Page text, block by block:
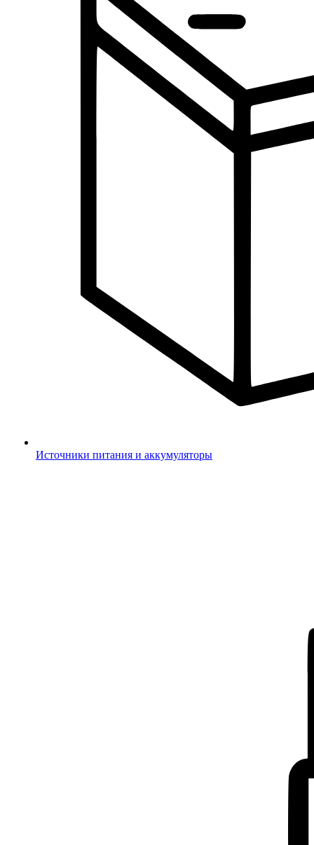
Источники питания и аккумуляторы